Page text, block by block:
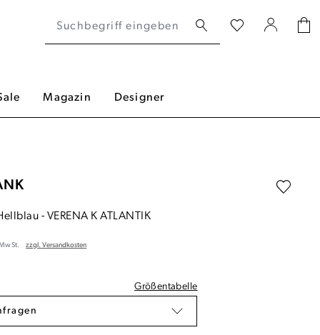
Magazin Designer
- VERENA K ATLANTIK
zzgl. Versandkosten
Größentabelle